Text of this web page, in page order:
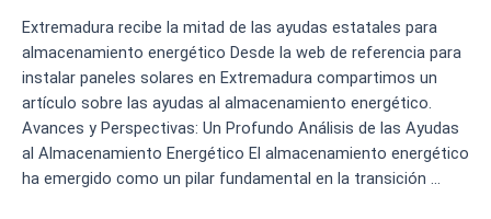
Extremadura recibe la mitad de las ayudas estatales para
almacenamiento energético Desde la web de referencia para
instalar paneles solares en Extremadura compartimos un
artículo sobre las ayudas al almacenamiento energético.
Avances y Perspectivas: Un Profundo Análisis de las Ayudas
al Almacenamiento Energético El almacenamiento energético
ha emergido como un pilar fundamental en la transición …